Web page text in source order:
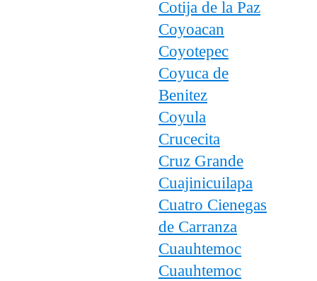
Cotija de la Paz
Coyoacan
Coyotepec
Coyuca de
Benitez
Coyula
Crucecita
Cruz Grande
Cuajinicuilapa
Cuatro Cienegas
de Carranza
Cuauhtemoc
Cuauhtemoc